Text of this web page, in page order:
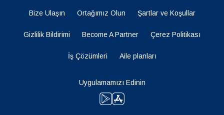
Bize Ulaşın Ortağımız Olun Şartlar ve Koşullar
Gizlilik Bildirimi Become A Partner Çerez Politikası
İş Çözümleri Aile planları
Uygulamamızı Edinin